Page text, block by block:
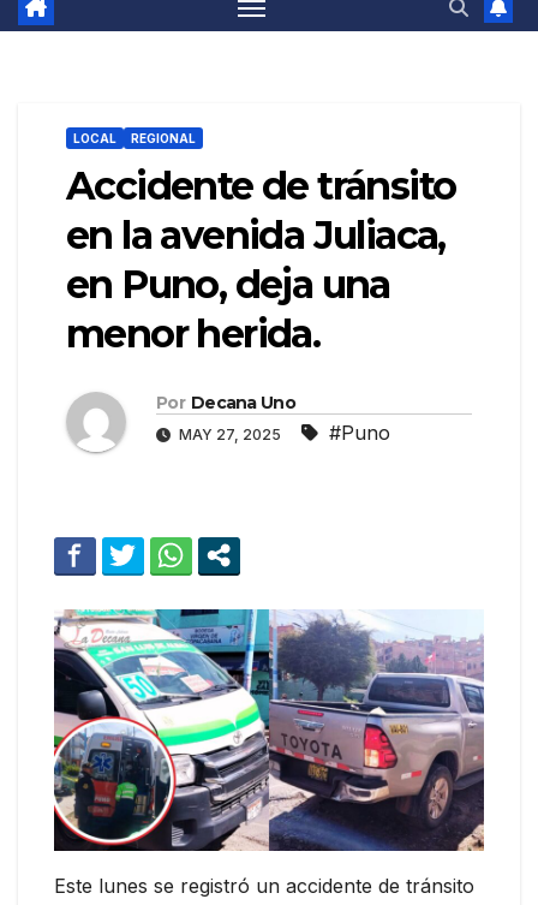
LOCAL REGIONAL
Accidente de tránsito
en la avenida Juliaca,
en Puno, deja una
menor herida.
Por Decana Uno
MAY 27, 2025 #Puno
Este lunes se registró un accidente de tránsito